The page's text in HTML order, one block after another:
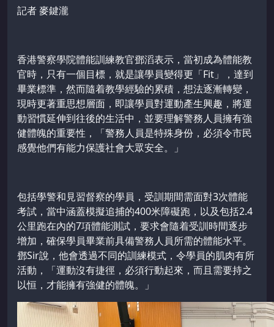
記者 麥鍵瀧
香港警察學院體能訓練教官鄧滔表示，當初成為體能教
官時，只有一個目標，就是讓學員變得更「Fit」，達到
畢業標準，然而隨着教學經驗的累積，想法逐漸轉變，
現時更著重思想層面，即讓學員對運動產生興趣，將運
動習慣延伸到往後的生活中，並要理解警務人員擁有強
健體魄的重要性，「警務人員是特殊身份，必須令市民
感覺他們有能力保護社會大眾安全。」
包括學警和見習督察的學員，受訓期間需面對3次體能
考試，當中涵蓋模擬追捕的400米障礙跑，以及包括2.4
公里跑在內的7項體能測試，要求會隨着受訓時間逐步
增加，確保學員畢業前具備警務人員所需的體能水平。
鄧Sir說，他會透過不同的訓練模式，令學員的肌肉有所
活動，「運動沒有捷徑，必須行動起來，而且需要持之
以恒，才能擁有強健的體魄。」